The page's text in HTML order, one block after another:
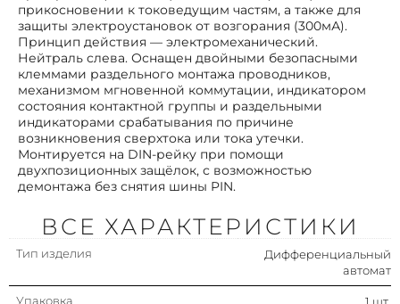
прикосновении к токоведущим частям, а также для
защиты электроустановок от возгорания (300мА).
Принцип действия — электромеханический.
Нейтраль слева. Оснащен двойными безопасными
клеммами раздельного монтажа проводников,
механизмом мгновенной коммутации, индикатором
состояния контактной группы и раздельными
индикаторами срабатывания по причине
возникновения сверхтока или тока утечки.
Монтируется на DIN-рейку при помощи
двухпозиционных защёлок, с возможностью
демонтажа без снятия шины PIN.
полюсов
Степень защиты (ip)
Частота
Модульная ширина (общ. кол-во
модульных расстояний)
Степень загрязнения
Устойчивость к импульсному току 0.25 ка
ВСЕ ХАРАКТЕРИСТИКИ
Тип изделия
Дифференциальный
автомат
Упаковка